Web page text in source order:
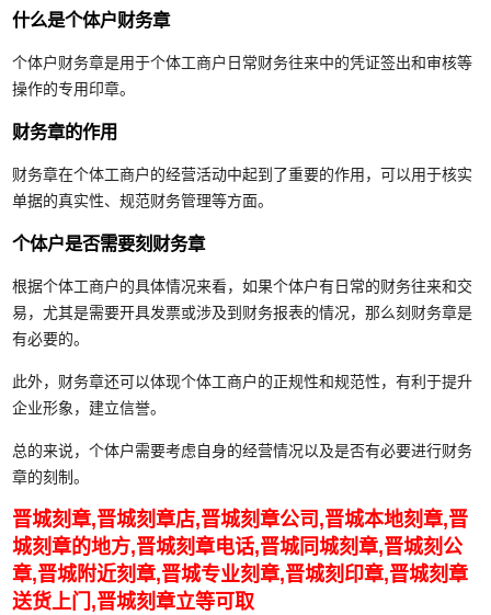
什么是个体户财务章
个体户财务章是用于个体工商户日常财务往来中的凭证签出和审核等
操作的专用印章。
财务章的作用
财务章在个体工商户的经营活动中起到了重要的作用，可以用于核实
单据的真实性、规范财务管理等方面。
个体户是否需要刻财务章
根据个体工商户的具体情况来看，如果个体户有日常的财务往来和交
易，尤其是需要开具发票或涉及到财务报表的情况，那么刻财务章是
有必要的。
此外，财务章还可以体现个体工商户的正规性和规范性，有利于提升
企业形象，建立信誉。
总的来说，个体户需要考虑自身的经营情况以及是否有必要进行财务
章的刻制。
晋城刻章,晋城刻章店,晋城刻章公司,晋城本地刻章,晋
城刻章的地方,晋城刻章电话,晋城同城刻章,晋城刻公
章,晋城附近刻章,晋城专业刻章,晋城刻印章,晋城刻章
送货上门,晋城刻章立等可取